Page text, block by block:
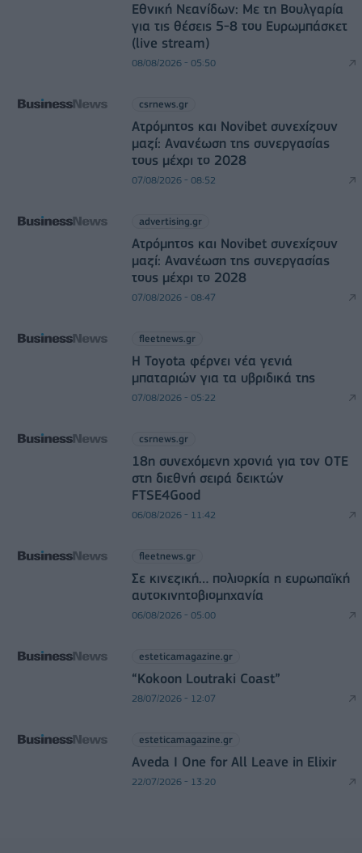
Εθνική Νεανίδων: Με τη Βουλγαρία
για τις θέσεις 5-8 του Ευρωμπάσκετ
(live stream)
08/08/2026 - 05:50
csrnews.gr
Ατρόμητος και Novibet συνεχίζουν
μαζί: Ανανέωση της συνεργασίας
τους μέχρι το 2028
07/08/2026 - 08:52
advertising.gr
Ατρόμητος και Novibet συνεχίζουν
μαζί: Ανανέωση της συνεργασίας
τους μέχρι το 2028
07/08/2026 - 08:47
fleetnews.gr
Η Toyota φέρνει νέα γενιά
μπαταριών για τα υβριδικά της
07/08/2026 - 05:22
csrnews.gr
18η συνεχόμενη χρονιά για τον ΟΤΕ
στη διεθνή σειρά δεικτών
FTSE4Good
06/08/2026 - 11:42
fleetnews.gr
Σε κινεζική… πολιορκία η ευρωπαϊκή
αυτοκινητοβιομηχανία
06/08/2026 - 05:00
esteticamagazine.gr
“Kokoon Loutraki Coast”
28/07/2026 - 12:07
esteticamagazine.gr
Aveda I One for All Leave in Elixir
22/07/2026 - 13:20